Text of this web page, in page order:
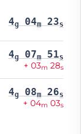
4g 04m 23s
4g 07m 51s
+ 03m 28s
4g 08m 26s
+ 04m 03s